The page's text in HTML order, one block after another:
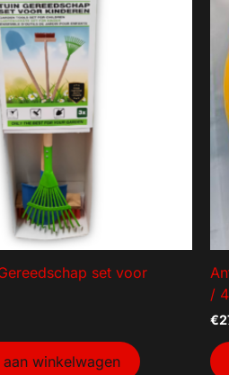
set voor
winkelwagen
/
€